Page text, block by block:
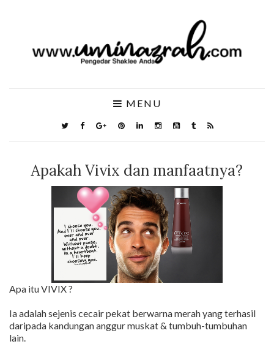
MENU
Apakah Vivix dan manfaatnya?
Apa itu VIVIX ?
Ia adalah sejenis cecair pekat berwarna merah yang terhasil
daripada kandungan anggur muskat & tumbuh-tumbuhan
lain.